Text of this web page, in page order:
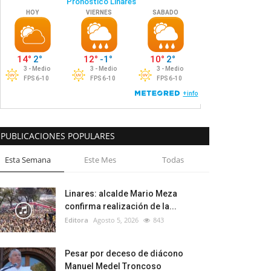
PUBLICACIONES POPULARES
Esta Semana Este Mes Todas
Linares: alcalde Mario Meza
confirma realización de la...
Editora Agosto 5, 2026 843
Pesar por deceso de diácono
Manuel Medel Troncoso